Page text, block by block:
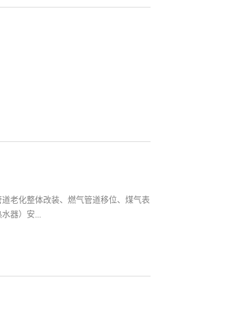
老化整体改装、燃气管道移位、煤气表
器）安...